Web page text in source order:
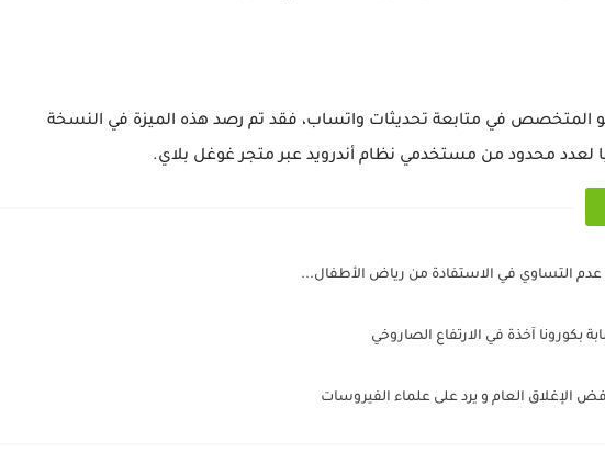
المتخصص في متابعة تحديثات واتساب، فقد تم رصد هذه الميزة في النسخة
لعدد محدود من مستخدمي نظام أندرويد عبر متجر غوغل بلاي.
عدم التساوي في الاستفادة من رياض الأطفال...
بكورونا آخذة في الارتفاع الصاروخي
الإغلاق العام و يرد على علماء الفيروسات